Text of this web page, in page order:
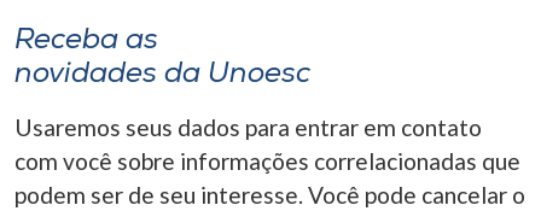
Receba as
novidades da Unoesc
Usaremos seus dados para entrar em contato
com você sobre informações correlacionadas que
podem ser de seu interesse. Você pode cancelar o